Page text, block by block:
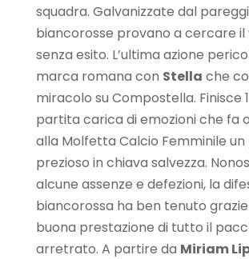
squadra. Galvanizzate dal
biancorosse provano a cercare il
senza esito. L’ultima azione
marca romana con Stella che
miracolo su Compostella. Finisce
partita carica di emozioni che fa
alla Molfetta Calcio Femminile
prezioso in chiava salvezza.
alcune assenze e defezioni, la
biancorossa ha ben tenuto
buona prestazione di tutto il
arretrato. A partire da Miriam